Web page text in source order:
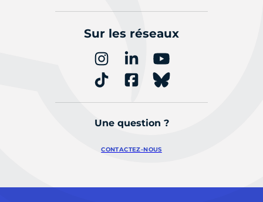
Sur les réseaux
Une question ?
CONTACTEZ-NOUS